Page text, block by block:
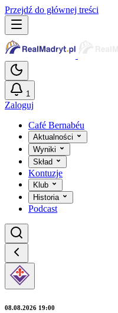
Przejdź do głównej treści
1
Zaloguj
Café Bernabéu
Aktualności
Wyniki
Skład
Kontuzje
Klub
Historia
Podcast
08.08.2026 19:00